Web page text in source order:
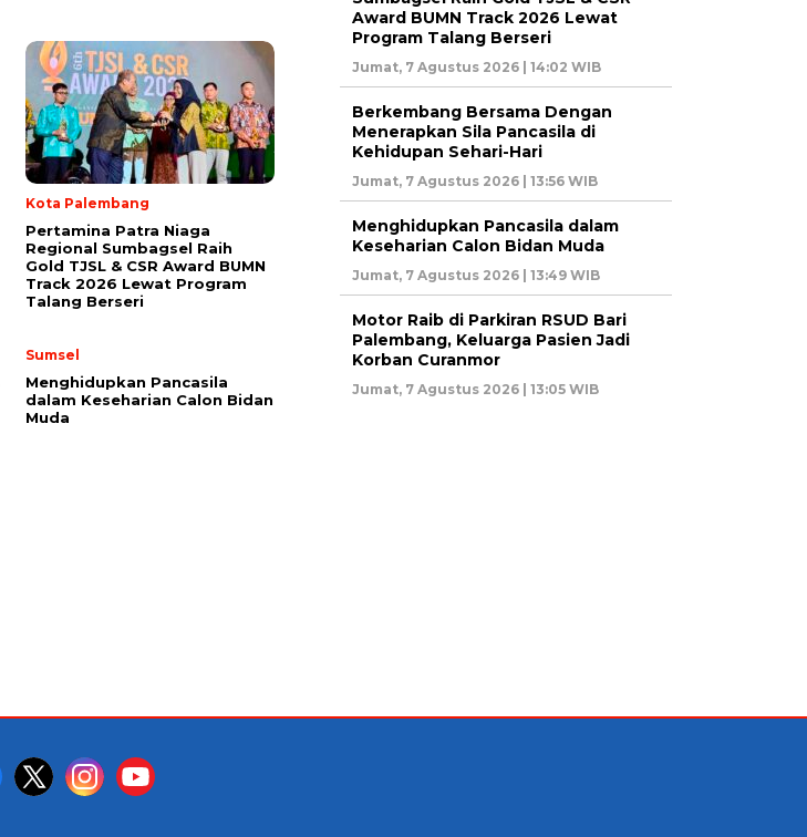
Kota Palembang
Pertamina Patra Niaga
Regional Sumbagsel Raih
Gold TJSL & CSR Award BUMN
Track 2026 Lewat Program
Talang Berseri
Sumsel
Menghidupkan Pancasila
dalam Keseharian Calon Bidan
Muda
Award BUMN Track 2026 Lewat
Program Talang Berseri
Jumat, 7 Agustus 2026 | 14:02 WIB
Berkembang Bersama Dengan
Menerapkan Sila Pancasila di
Kehidupan Sehari-Hari
Jumat, 7 Agustus 2026 | 13:56 WIB
Menghidupkan Pancasila dalam
Keseharian Calon Bidan Muda
Jumat, 7 Agustus 2026 | 13:49 WIB
Motor Raib di Parkiran RSUD Bari
Palembang, Keluarga Pasien Jadi
Korban Curanmor
Jumat, 7 Agustus 2026 | 13:05 WIB